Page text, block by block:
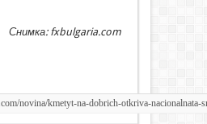
Снимка: fxbulgaria.com